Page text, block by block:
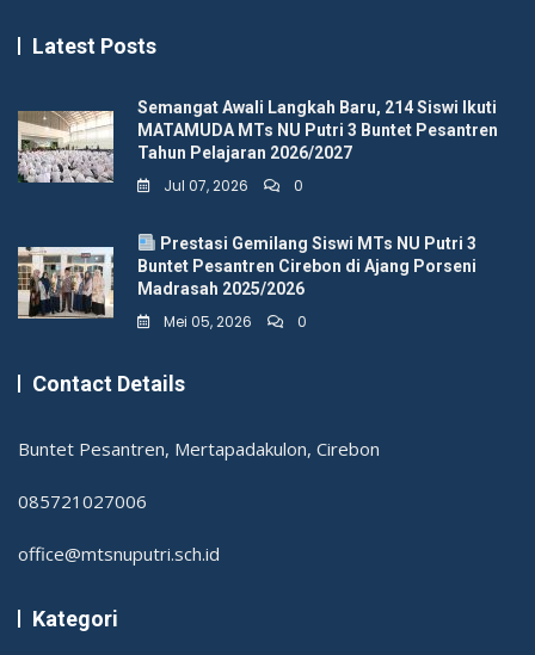
Latest Posts
Semangat Awali Langkah Baru, 214 Siswi Ikuti
MATAMUDA MTs NU Putri 3 Buntet Pesantren
Tahun Pelajaran 2026/2027
Jul 07, 2026 0
Prestasi Gemilang Siswi MTs NU Putri 3
Buntet Pesantren Cirebon di Ajang Porseni
Madrasah 2025/2026
Mei 05, 2026 0
Contact Details
Buntet Pesantren, Mertapadakulon, Cirebon
085721027006
office@mtsnuputri.sch.id
Kategori